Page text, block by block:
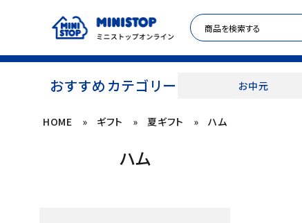
おすすめカテゴリー お中元
ACCOUNT MENU
HOME » ギフト » 夏ギフト » ハム
ハム